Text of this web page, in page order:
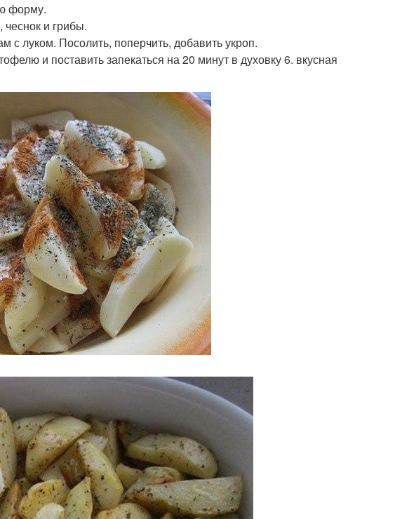
форму.
и грибы.
с луком. Посолить, поперчить, добавить укроп.
и поставить запекаться на 20 минут в духовку 6. вкусная